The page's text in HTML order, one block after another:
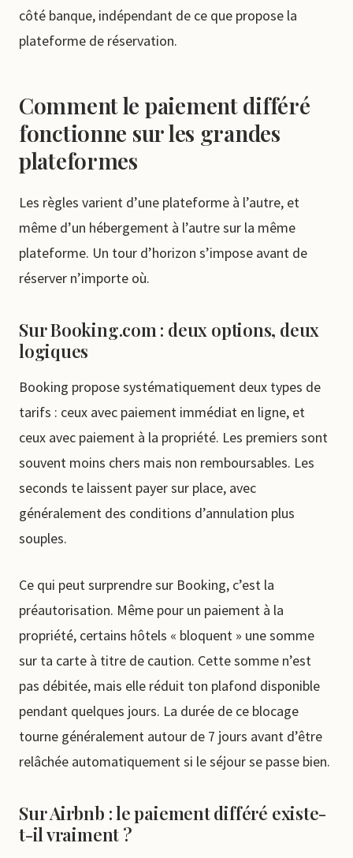
côté banque, indépendant de ce que propose la
plateforme de réservation.
Comment le paiement différé
fonctionne sur les grandes
plateformes
Les règles varient d’une plateforme à l’autre, et
même d’un hébergement à l’autre sur la même
plateforme. Un tour d’horizon s’impose avant de
réserver n’importe où.
Sur Booking.com : deux options, deux
logiques
Booking propose systématiquement deux types de
tarifs : ceux avec paiement immédiat en ligne, et
ceux avec paiement à la propriété. Les premiers sont
souvent moins chers mais non remboursables. Les
seconds te laissent payer sur place, avec
généralement des conditions d’annulation plus
souples.
Ce qui peut surprendre sur Booking, c’est la
préautorisation. Même pour un paiement à la
propriété, certains hôtels « bloquent » une somme
sur ta carte à titre de caution. Cette somme n’est
pas débitée, mais elle réduit ton plafond disponible
pendant quelques jours. La durée de ce blocage
tourne généralement autour de 7 jours avant d’être
relâchée automatiquement si le séjour se passe bien.
Sur Airbnb : le paiement différé existe-
t-il vraiment ?